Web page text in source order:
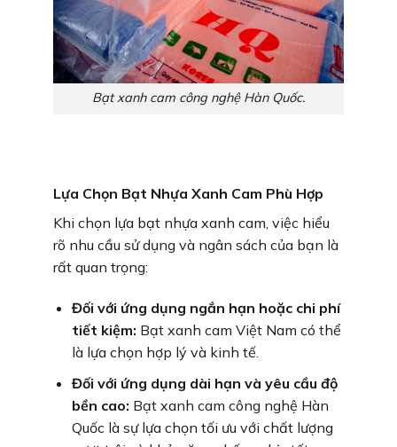
Bạt xanh cam công nghệ Hàn Quốc.
Lựa Chọn Bạt Nhựa Xanh Cam Phù Hợp
Khi chọn lựa bạt nhựa xanh cam, việc hiểu
rõ nhu cầu sử dụng và ngân sách của bạn là
rất quan trọng:
Đối với ứng dụng ngắn hạn hoặc chi phí
tiết kiệm: Bạt xanh cam Việt Nam có thể
là lựa chọn hợp lý và kinh tế.
Đối với ứng dụng dài hạn và yêu cầu độ
bền cao: Bạt xanh cam công nghệ Hàn
Quốc là sự lựa chọn tối ưu với chất lượng